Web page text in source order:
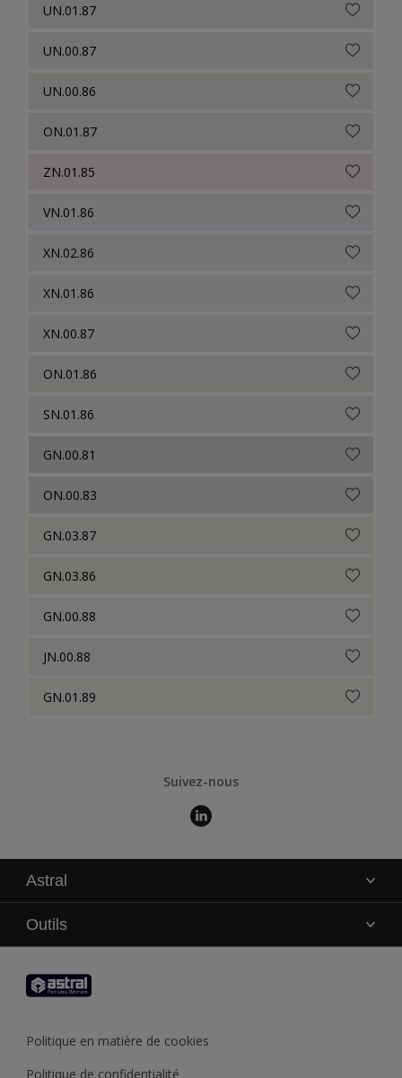
UN.01.87
UN.00.87
UN.00.86
ON.01.87
ZN.01.85
VN.01.86
XN.02.86
XN.01.86
XN.00.87
ON.01.86
SN.01.86
GN.00.81
ON.00.83
GN.03.87
GN.03.86
GN.00.88
JN.00.88
GN.01.89
Suivez-nous
Astral
La marque
Service technique
Contact
Trouver un point de vente
Recycler son pot de peinture
Outils
Politique en matière de cookies
Politique de confidentialité